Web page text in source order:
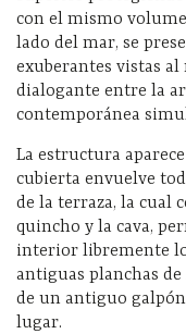
con el mismo
lado del mar, se
exuberantes vistas
dialogante entre la
contemporánea
La estructura
cubierta envuelve
de la terraza, la cual
quincho y la cava,
interior libremente
antiguas planchas
de un antiguo
lugar.